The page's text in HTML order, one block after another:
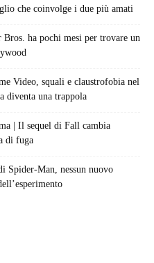
che coinvolge i due più amati
ha pochi mesi per trovare un
Video, squali e claustrofobia nel
diventa una trappola
| Il sequel di Fall cambia
di fuga
Spider-Man, nessun nuovo